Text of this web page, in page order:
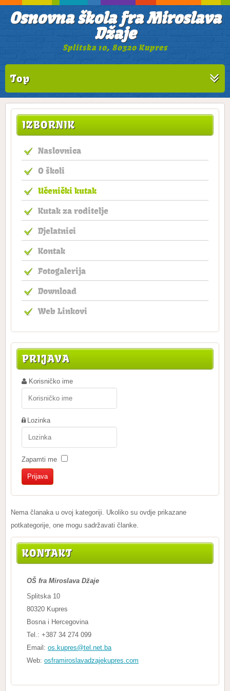
Osnovna škola fra Miroslava
Džaje
Splitska 10, 80320 Kupres
Top
IZBORNIK
Naslovnica
O školi
Učenički kutak
Kutak za roditelje
Djelatnici
Kontak
Fotogalerija
Download
Web Linkovi
PRIJAVA
Korisničko ime
Lozinka
Zapamti me
Nema članaka u ovoj kategoriji. Ukoliko su ovdje prikazane
potkategorije, one mogu sadržavati članke.
KONTAKT
OŠ fra Miroslava Džaje
Splitska 10
80320 Kupres
Bosna i Hercegovina
Tel.: +387 34 274 099
Email: os.kupres@tel.net.ba
Web: osframiroslavadzajekupres.com